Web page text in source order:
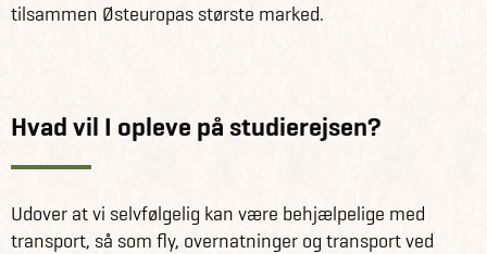
tilsammen Østeuropas største marked.
Hvad vil I opleve på studierejsen?
Udover at vi selvfølgelig kan være behjælpelige med
transport, så som fly, overnatninger og transport ved